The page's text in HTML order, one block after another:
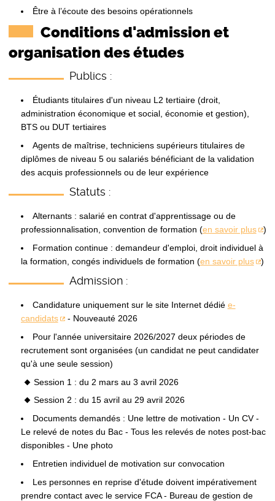
Être à l’écoute des besoins opérationnels
Conditions d'admission et
organisation des études
Publics :
Étudiants titulaires d'un niveau L2 tertiaire (droit,
administration économique et social, économie et gestion),
BTS ou DUT tertiaires
Agents de maîtrise, techniciens supérieurs titulaires de
diplômes de niveau 5 ou salariés bénéficiant de la validation
des acquis professionnels ou de leur expérience
Statuts :
Alternants : salarié en contrat d'apprentissage ou de
professionnalisation, convention de formation (en savoir plus
)
Formation continue : demandeur d'emploi, droit individuel à
la formation, congés individuels de formation (en savoir plus )
Admission :
Candidature uniquement sur le site Internet dédié e-
candidats
- Nouveauté 2026
Pour l'année universitaire 2026/2027 deux périodes de
recrutement sont organisées (un candidat ne peut candidater
qu'à une seule session)
Session 1 : du 2 mars au 3 avril 2026
Session 2 : du 15 avril au 29 avril 2026
Documents demandés : Une lettre de motivation - Un CV -
Le relevé de notes du Bac - Tous les relevés de notes post-bac
disponibles - Une photo
Entretien individuel de motivation sur convocation
Les personnes en reprise d'étude doivent impérativement
prendre contact avec le service FCA - Bureau de gestion de